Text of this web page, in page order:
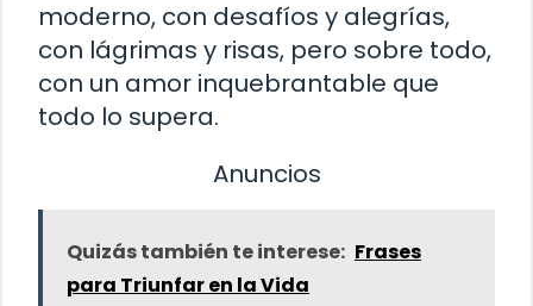
moderno, con desafíos y alegrías,
con lágrimas y risas, pero sobre todo,
con un amor inquebrantable que
todo lo supera.
Anuncios
Quizás también te interese: Frases
para Triunfar en la Vida